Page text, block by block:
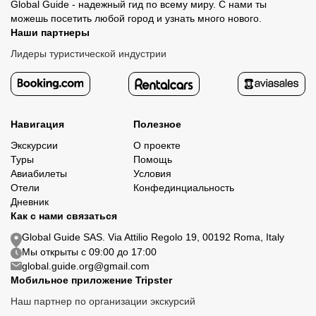
Global Guide - надежный гид по всему миру. С нами ты
можешь посетить любой город и узнать много нового.
Наши партнеры
Лидеры туристической индустрии
Навигация
Экскурсии
Туры
Авиабилеты
Отели
Дневник
Полезное
О проекте
Помощь
Условия
Конфединциальность
Как с нами связаться
Global Guide SAS. Via Attilio Regolo 19, 00192 Roma, Italy
Мы открыты с 09:00 до 17:00
global.guide.org@gmail.com
Мобильное приложение Tripster
Наш партнер по организации экскурсий